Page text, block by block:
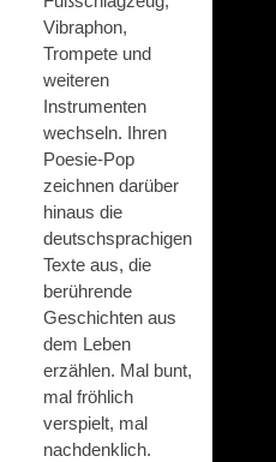
Vibraphon,
Trompete und
weiteren
Instrumenten
wechseln. Ihren
Poesie-Pop
zeichnen darüber
hinaus die
deutschsprachigen
Texte aus, die
berührende
Geschichten aus
dem Leben
erzählen. Mal bunt,
mal fröhlich
verspielt, mal
nachdenklich.